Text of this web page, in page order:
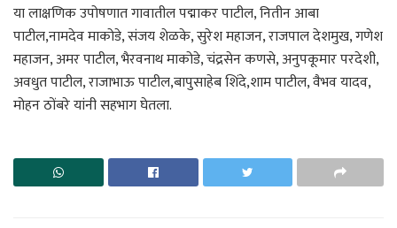
या लाक्षणिक उपोषणात गावातील पद्माकर पाटील, नितीन आबा
पाटील,नामदेव माकोडे, संजय शेळके, सुरेश महाजन, राजपाल देशमुख, गणेश
महाजन, अमर पाटील, भैरवनाथ माकोडे, चंद्रसेन कणसे, अनुपकूमार परदेशी,
अवधुत पाटील, राजाभाऊ पाटील,बापुसाहेब शिंदे,शाम पाटील, वैभव यादव,
मोहन ठोंबरे यांनी सहभाग घेतला.